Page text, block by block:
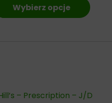
Wybierz opcje